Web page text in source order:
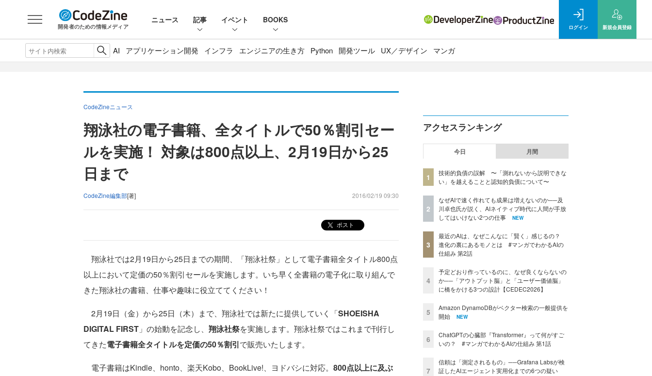
開発者のための情報メディア
ニュース 記事 イベント BOOKS
ログイン 新規会員登録
AI アプリケーション開発 インフラ エンジニアの生き方 Python 開発ツール UX／デザイン マンガ
CodeZineニュース
翔泳社の電子書籍、全タイトルで50％割引セー
ルを実施！ 対象は800点以上、2月19日から25
日まで
CodeZine編集部[著] 2016/02/19 09:30
ポスト
翔泳社では2月19日から25日までの期間、「翔泳社祭」として電子書籍全タイトル800点
以上において定価の50％割引セールを実施します。いち早く全書籍の電子化に取り組んで
きた翔泳社の書籍、仕事や趣味に役立ててください！
2月19日（金）から25日（木）まで、翔泳社では新たに提供していく「SHOEISHA
DIGITAL FIRST 」の始動を記念し、 翔泳社祭を実施します。翔泳社祭ではこれまで刊行し
てきた電子書籍全タイトルを定価の50％割引で販売いたします。
電子書籍はKindle、honto、楽天Kobo、BookLive!、ヨドバシに対応。 800点以上に及ぶ
アクセスランキング
今日 月間
1
技術的負債の誤解 〜「測れないから説明できな
い」を越えることと認知的負債について〜
2
なぜAIで速く作れても成果は増えないのか──及
川卓也氏が説く、AIネイティブ時代に人間が手放
してはいけない2つの仕事
NEW
3
最近のAIは、なぜこんなに「賢く」感じるの？
進化の裏にあるモノとは #マンガでわかるAIの
仕組み 第2話
4
予定どおり作っているのに、なぜ良くならないの
か──「アウトプット脳」と「ユーザー価値脳」
に橋をかける3つの設計【CEDEC2026】
5
Amazon DynamoDBがベクター検索の一般提供を
開始
NEW
6
ChatGPTの心臓部『Transformer』って何がすご
いの？ #マンガでわかるAIの仕組み 第1話
7
信頼は「測定されるもの」──Grafana Labsが検
証したAIエージェント実用化までの6つの疑い